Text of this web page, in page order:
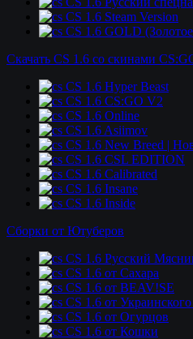
CS 1.6 Steam Version
CS 1.6 GOLD
Скачать CS 1.6 со скинами
CS 1.6 Hyper Beast
CS 1.6 CS:GO V2
CS 1.6 Online
CS 1.6 Asiimov
CS 1.6 New Breed |
CS 1.6 CSL EDITION
CS 1.6 Calibrated
CS 1.6 Insane
CS 1.6 Inside
Сборки от Ютуберов
CS 1.6 Русский
CS 1.6 от Сахара
CS 1.6 от BEAV!SE
CS 1.6 от
CS 1.6 от Огурцов
CS 1.6 от Кошки